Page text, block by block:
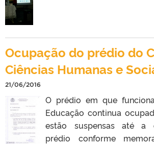
Ocupação do prédio do
Ciências Humanas e
21/06/2016
O prédio em que
Educação continua
estão suspensas até a
prédio conforme